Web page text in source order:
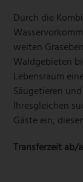
Durch die
weiten
Waldgebieten
Lebensraum
Säugetieren
Ihresgleichen
Gäste ein,
Transferzeit ab/